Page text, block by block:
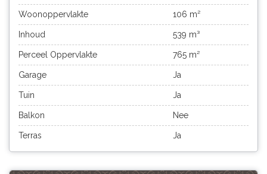
Woonoppervlakte 106 m²
Inhoud 539 m³
Perceel Oppervlakte 765 m²
Garage Ja
Tuin Ja
Balkon Nee
Terras Ja